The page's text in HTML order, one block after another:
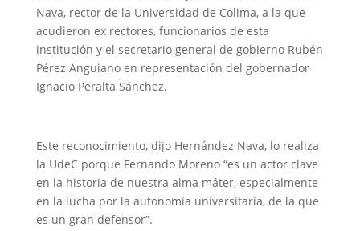
Nava, rector de la Universidad de Colima, a la que
acudieron ex rectores, funcionarios de esta
institución y el secretario general de gobierno Rubén
Pérez Anguiano en representación del gobernador
Ignacio Peralta Sánchez.
Este reconocimiento, dijo Hernández Nava, lo realiza
la UdeC porque Fernando Moreno “es un actor clave
en la historia de nuestra alma máter, especialmente
en la lucha por la autonomía universitaria, de la que
es un gran defensor”.